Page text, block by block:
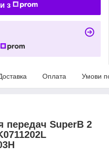
з
Оплата Умови
передач SuperB 2